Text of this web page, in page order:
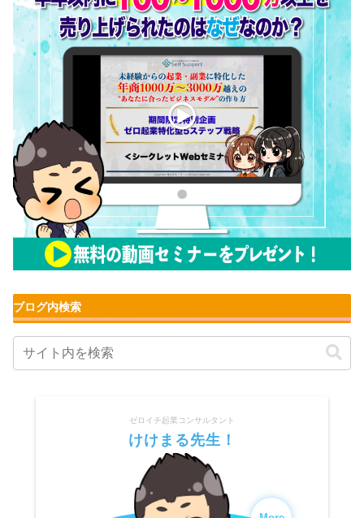
ブログ内検索
ゼロイチ起業コンサルタント
けけまる先生！